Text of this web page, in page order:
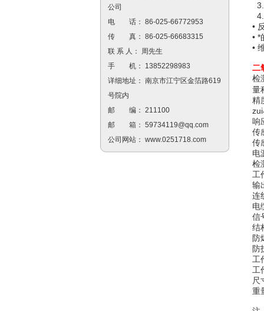
公司
电 话： 86-025-66772953
传 真： 86-025-66683315
联 系 人： 周先生
手 机： 13852298983
详细地址： 南京市江宁区金箔路619
号院内
邮 编： 211100
邮 箱： 59734119@qq.com
公司网站： www.0251718.com
•
• *
•
二
检
量
精
响
传
传
电
检
工
输
连
电
信
结
防
防
工
工
尺
重